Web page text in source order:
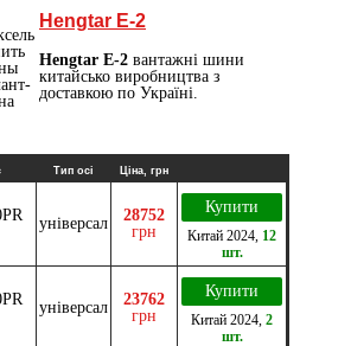
Hengtar E-2
Hengtar E-2 вантажні шини
китайсько виробництва з
доставкою по Україні.
Тип осі Ціна, грн
універсал
28752
грн
Купити
Китай 2024 12
шт.
універсал
23762
грн
Купити
Китай 2024 2
шт.